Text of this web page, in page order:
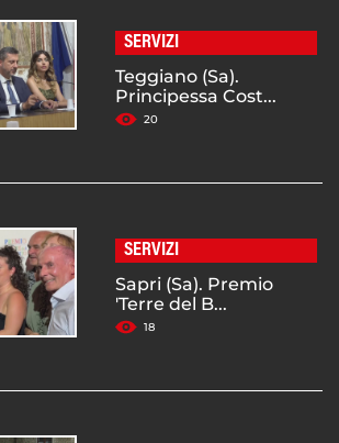
SERVIZI
Teggiano (Sa).
Principessa Cost...
20
SERVIZI
Sapri (Sa). Premio
'Terre del B...
18